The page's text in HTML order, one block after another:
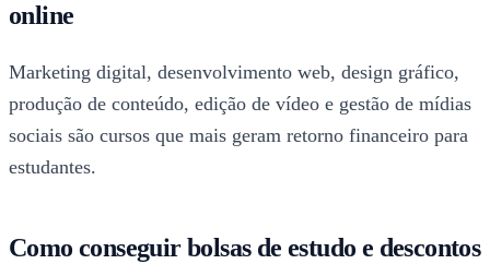
online
Marketing digital, desenvolvimento web, design gráfico,
produção de conteúdo, edição de vídeo e gestão de mídias
sociais são cursos que mais geram retorno financeiro para
estudantes.
Como conseguir bolsas de estudo e descontos